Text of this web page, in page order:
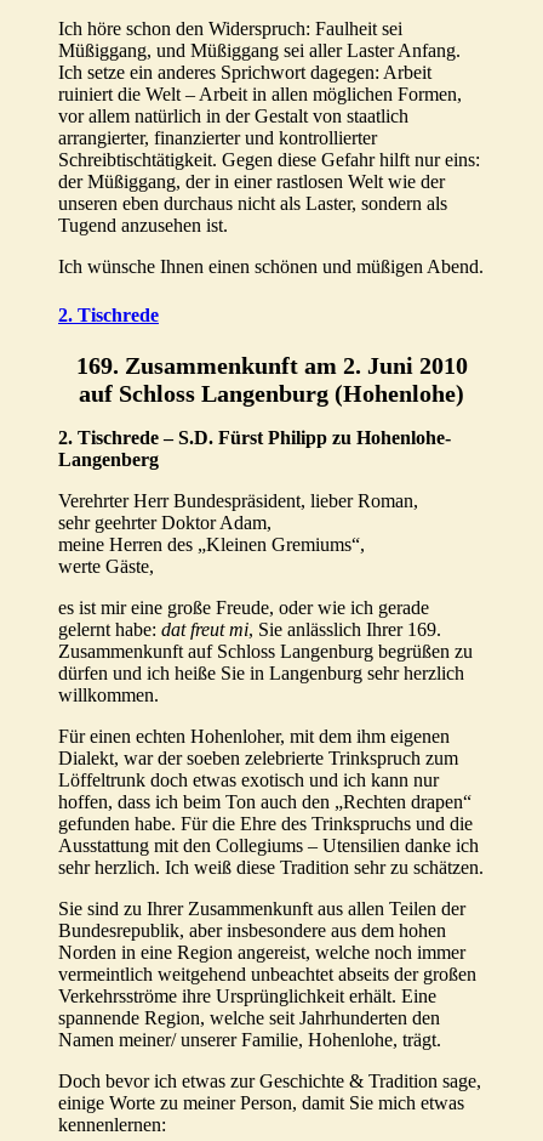
Ich höre schon den Widerspruch: Faulheit sei
Müßiggang, und Müßiggang sei aller Laster Anfang.
Ich setze ein anderes Sprichwort dagegen: Arbeit
ruiniert die Welt – Arbeit in allen möglichen Formen,
vor allem natürlich in der Gestalt von staatlich
arrangierter, finanzierter und kontrollierter
Schreibtischtätigkeit. Gegen diese Gefahr hilft nur eins:
der Müßiggang, der in einer rastlosen Welt wie der
unseren eben durchaus nicht als Laster, sondern als
Tugend anzusehen ist.
Ich wünsche Ihnen einen schönen und müßigen Abend.
2. Tischrede
169. Zusammenkunft am 2. Juni 2010
auf Schloss Langenburg (Hohenlohe)
2. Tischrede – S.D. Fürst Philipp zu Hohenlohe-
Langenberg
Verehrter Herr Bundespräsident, lieber Roman,
sehr geehrter Doktor Adam,
meine Herren des „Kleinen Gremiums“,
werte Gäste,
es ist mir eine große Freude, oder wie ich gerade
gelernt habe: dat freut mi, Sie anlässlich Ihrer 169.
Zusammenkunft auf Schloss Langenburg begrüßen zu
dürfen und ich heiße Sie in Langenburg sehr herzlich
willkommen.
Für einen echten Hohenloher, mit dem ihm eigenen
Dialekt, war der soeben zelebrierte Trinkspruch zum
Löffeltrunk doch etwas exotisch und ich kann nur
hoffen, dass ich beim Ton auch den „Rechten drapen“
gefunden habe. Für die Ehre des Trinkspruchs und die
Ausstattung mit den Collegiums – Utensilien danke ich
sehr herzlich. Ich weiß diese Tradition sehr zu schätzen.
Sie sind zu Ihrer Zusammenkunft aus allen Teilen der
Bundesrepublik, aber insbesondere aus dem hohen
Norden in eine Region angereist, welche noch immer
vermeintlich weitgehend unbeachtet abseits der großen
Verkehrsströme ihre Ursprünglichkeit erhält. Eine
spannende Region, welche seit Jahrhunderten den
Namen meiner/ unserer Familie, Hohenlohe, trägt.
Doch bevor ich etwas zur Geschichte & Tradition sage,
einige Worte zu meiner Person, damit Sie mich etwas
kennenlernen: